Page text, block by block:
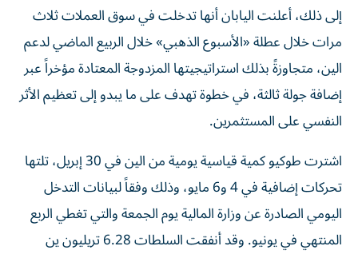
إلى ذلك، أعلنت اليابان أنها تدخلت في سوق العملات ثلاث
مرات خلال عطلة «الأسبوع الذهبي» خلال الربيع الماضي لدعم
الين، متجاوزةً بذلك استراتيجيتها المزدوجة المعتادة مؤخراً عبر
إضافة جولة ثالثة، في خطوة تهدف على ما يبدو إلى تعظيم الأثر
النفسي على المستثمرين.
اشترت طوكيو كمية قياسية يومية من الين في 30 إبريل، تلتها
تحركات إضافية في 4 و6 مايو، وذلك وفقاً لبيانات التدخل
اليومي الصادرة عن وزارة المالية يوم الجمعة والتي تغطي الربع
المنتهي في يونيو. وقد أنفقت السلطات 6.28 تريليون ين